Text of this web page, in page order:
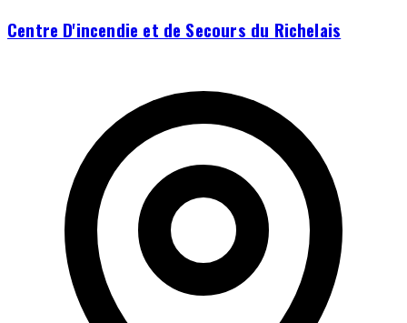
Centre D'incendie et de Secours du Richelais